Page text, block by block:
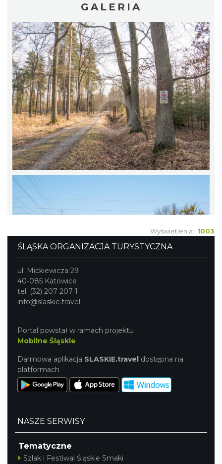
GALERIA
Wyświetlenia: 1003
ŚLĄSKA ORGANIZACJA TURYSTYCZNA
ul. Mickiewicza 29
40-085 Katowice
tel. (32) 207 207 1
info@slaskie.travel
Portal powstał w ramach projektu
Mobilne Śląskie
Darmowa aplikacja SLASKIE.travel dostępna na
platformach
NASZE SERWISY
Tematyczne
Szlak i Festiwal Śląskie Smaki